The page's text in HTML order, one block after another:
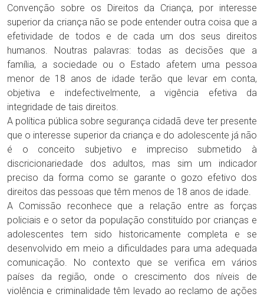
Convenção sobre os Direitos da Criança, por interesse
superior da criança não se pode entender outra coisa que a
efetividade de todos e de cada um dos seus direitos
humanos. Noutras palavras: todas as decisões que a
família, a sociedade ou o Estado afetem uma pessoa
menor de 18 anos de idade terão que levar em conta,
objetiva e indefectivelmente, a vigência efetiva da
integridade de tais direitos.
A política pública sobre segurança cidadã deve ter presente
que o interesse superior da criança e do adolescente já não
é o conceito subjetivo e impreciso submetido à
discricionariedade dos adultos, mas sim um indicador
preciso da forma como se garante o gozo efetivo dos
direitos das pessoas que têm menos de 18 anos de idade.
A Comissão reconhece que a relação entre as forças
policiais e o setor da população constituído por crianças e
adolescentes tem sido historicamente completa e se
desenvolvido em meio a dificuldades para uma adequada
comunicação. No contexto que se verifica em vários
países da região, onde o crescimento dos níveis de
violência e criminalidade têm levado ao reclamo de ações